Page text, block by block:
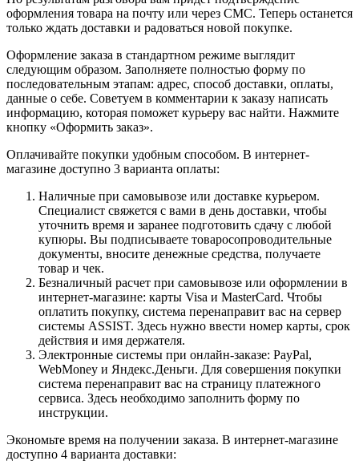
оформления товара на почту или через СМС. Теперь останется
только ждать доставки и радоваться новой покупке.
Оформление заказа в стандартном режиме выглядит
следующим образом. Заполняете полностью форму по
последовательным этапам: адрес, способ доставки, оплаты,
данные о себе. Советуем в комментарии к заказу написать
информацию, которая поможет курьеру вас найти. Нажмите
кнопку «Оформить заказ».
Оплачивайте покупки удобным способом. В интернет-
магазине доступно 3 варианта оплаты:
Наличные при самовывозе или доставке курьером.
Специалист свяжется с вами в день доставки, чтобы
уточнить время и заранее подготовить сдачу с любой
купюры. Вы подписываете товаросопроводительные
документы, вносите денежные средства, получаете
товар и чек.
Безналичный расчет при самовывозе или оформлении в
интернет-магазине: карты Visa и MasterCard. Чтобы
оплатить покупку, система перенаправит вас на сервер
системы ASSIST. Здесь нужно ввести номер карты, срок
действия и имя держателя.
Электронные системы при онлайн-заказе: PayPal,
WebMoney и Яндекс.Деньги. Для совершения покупки
система перенаправит вас на страницу платежного
сервиса. Здесь необходимо заполнить форму по
инструкции.
Экономьте время на получении заказа. В интернет-магазине
доступно 4 варианта доставки: